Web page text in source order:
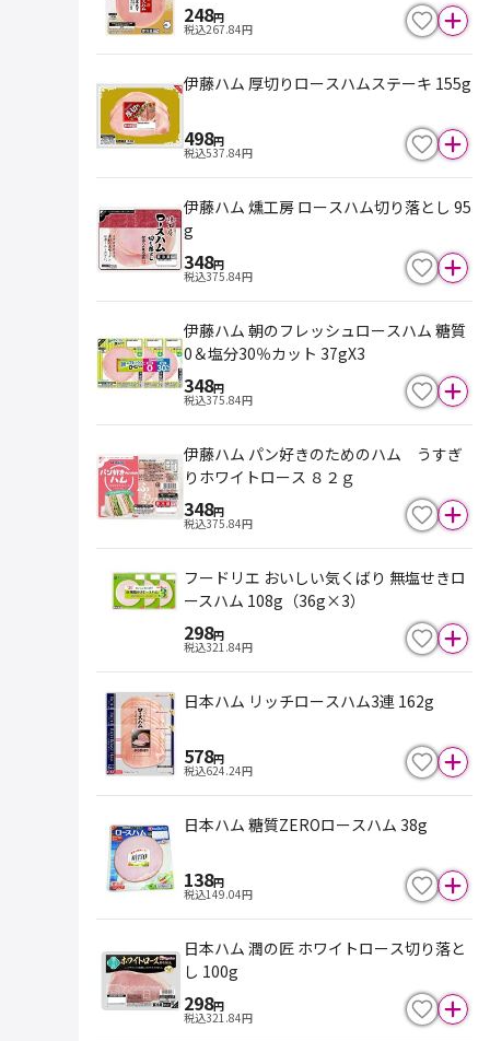
248円
税込267.84円
伊藤ハム 厚切りロースハムステーキ 155g
498円
税込537.84円
伊藤ハム 燻工房 ロースハム切り落とし 95
g
348円
税込375.84円
伊藤ハム 朝のフレッシュロースハム 糖質
0＆塩分30％カット 37gX3
348円
税込375.84円
伊藤ハム パン好きのためのハム うすぎ
りホワイトロース ８２ｇ
348円
税込375.84円
フードリエ おいしい気くばり 無塩せきロ
ースハム 108g（36g×3）
298円
税込321.84円
日本ハム リッチロースハム3連 162g
578円
税込624.24円
日本ハム 糖質ZEROロースハム 38g
138円
税込149.04円
日本ハム 潤の匠 ホワイトロース切り落と
し 100g
298円
税込321.84円